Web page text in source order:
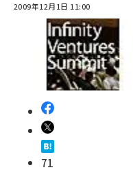
2009年12月1日 11:00
71